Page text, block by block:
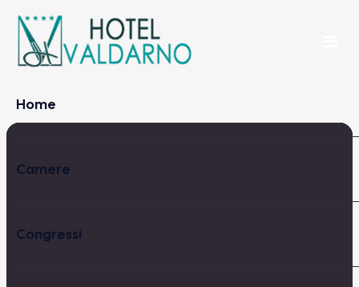
Home
Camere
Congressi